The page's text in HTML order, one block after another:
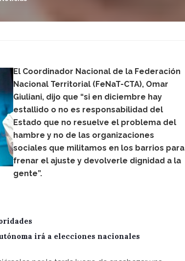
El Coordinador Nacional de la Federación
Nacional Territorial (FeNaT-CTA), Omar
Giuliani, dijo que “si en diciembre hay
estallido o no es responsabilidad del
Estado que no resuelve el problema del
hambre y no de las organizaciones
sociales que militamos en los barrios para
frenar el ajuste y devolverle dignidad a la
gente”.
irá a elecciones nacionales